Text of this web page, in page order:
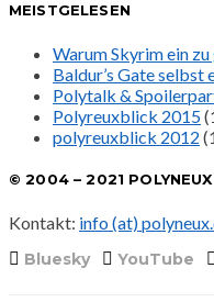
MEISTGELESEN
Warum Skyrim ein
Baldur’s Gate selbst
Polytalk &
Polyreuxblick 2015
polyreuxblick 2012
© 2004 – 2021 POLYNEUX
Kontakt: info (at)
Bluesky YouTube